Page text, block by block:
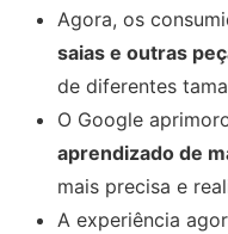
Agora, os
saias e outras
de diferentes
O Google
aprendizado de
mais precisa e
A experiência